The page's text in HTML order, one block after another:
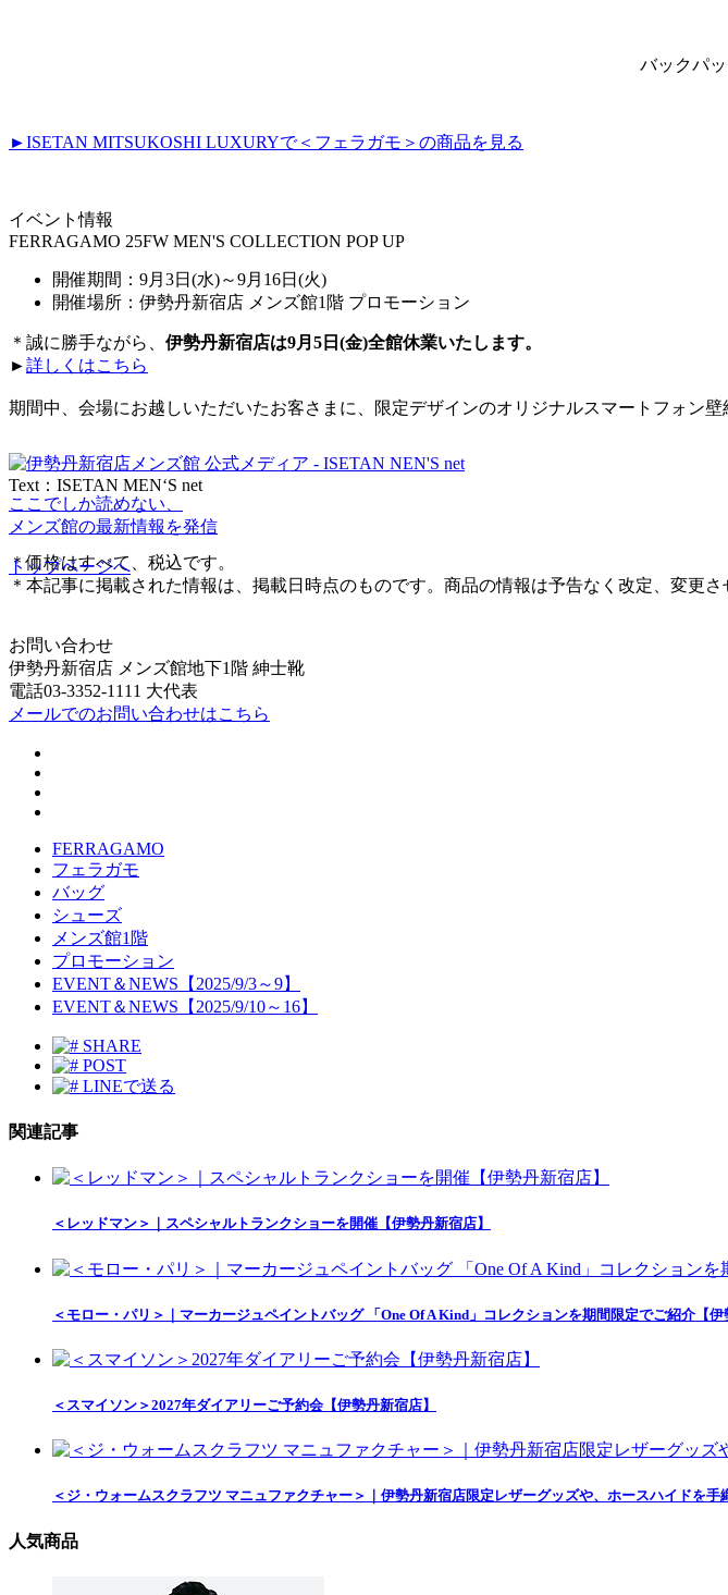
バックパッ
►ISETAN MITSUKOSHI LUXURYで＜フェラガモ＞の商品を見る
イベント情報
FERRAGAMO 25FW MEN'S COLLECTION POP UP
開催期間：9月3日(水)～9月16日(火)
開催場所：伊勢丹新宿店 メンズ館1階 プロモーション
＊誠に勝手ながら、 伊勢丹新宿店は9月5日(金)全館休業いたします。
►詳しくはこちら
期間中、会場にお越しいただいたお客さまに、限定デザインのオリジナルスマートフォン壁
Text：ISETAN MEN‘S net
＊価格はすべて、税込です。
＊本記事に掲載された情報は、掲載日時点のものです。商品の情報は予告なく改定、変更さ
お問い合わせ
伊勢丹新宿店 メンズ館地下1階 紳士靴
電話03-3352-1111 大代表
メールでのお問い合わせはこちら
FERRAGAMO
フェラガモ
バッグ
シューズ
メンズ館1階
プロモーション
EVENT＆NEWS【2025/9/3～9】
EVENT＆NEWS【2025/9/10～16】
SHARE
POST
LINEで送る
関連記事
＜レッドマン＞｜スペシャルトランクショーを開催【伊勢丹新宿店】
＜モロー・パリ＞｜マーカージュペイントバッグ 「One Of A Kind」コレクションを期間限定でご紹介【伊
＜スマイソン＞2027年ダイアリーご予約会【伊勢丹新宿店】
＜ジ・ウォームスクラフツ マニュファクチャー＞｜伊勢丹新宿店限定レザーグッズや、ホースハイドを手
人気商品
ここでしか読めない、
メンズ館の最新情報を発信
トップページへ